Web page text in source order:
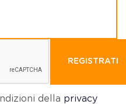
REGISTRATI
della privacy